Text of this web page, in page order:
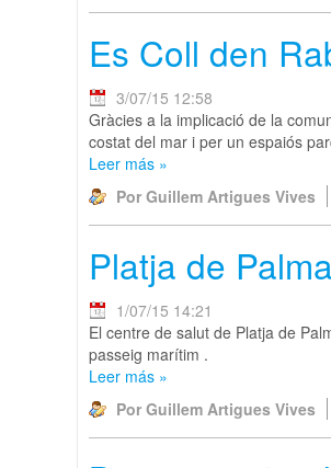
Es Coll den
3/07/15 12:58
Gràcies a la implicació de la
costat del mar i per un espaiós
Leer más »
Por Guillem Artigues Vives
Platja de
1/07/15 14:21
El centre de salut de Platja de
passeig marítim .
Leer más »
Por Guillem Artigues Vives